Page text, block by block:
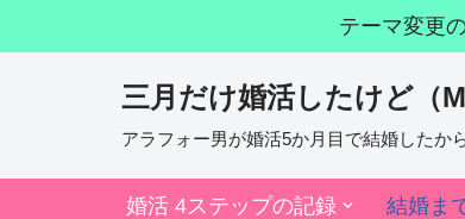
ン
テーマ変更
三月だけ婚活したけど（
アラフォー男が婚活5か月目で結婚したか
婚活 4ステップの記録 結婚ま